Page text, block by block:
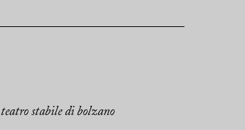
teatro stabile di bolzano